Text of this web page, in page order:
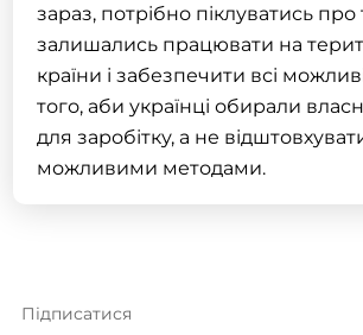
зараз, потрібно піклуватись
залишались працювати на
країни і забезпечити всі
того, аби українці обирали
для заробітку, а не
можливими методами.
Підписатися